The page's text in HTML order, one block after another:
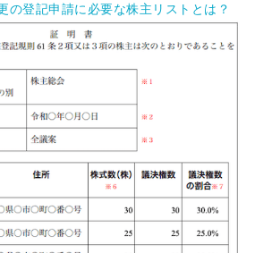
の登記申請に必要な株主リストとは？